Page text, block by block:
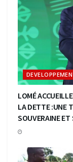
LOMÉ
LA DETTE :UNE
SOUVERAINE ET